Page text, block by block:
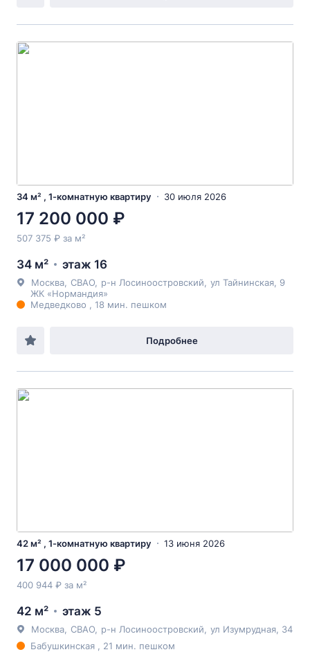
34 м² , 1-комнатную квартиру 30 июля 2026
17 200 000 ₽
507 375 ₽ за м²
34 м² этаж 16
Москва СВАО р-н Лосиноостровский ул Тайнинская , 9
ЖК «Нормандия»
Медведково , 18 мин. пешком
Подробнее
42 м² , 1-комнатную квартиру 13 июня 2026
17 000 000 ₽
400 944 ₽ за м²
42 м² этаж 5
Москва СВАО р-н Лосиноостровский ул Изумрудная , 34
Бабушкинская , 21 мин. пешком